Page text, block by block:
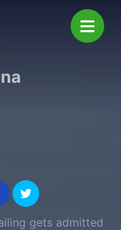
gets admitted